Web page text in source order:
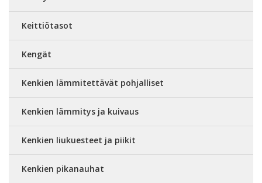
Keittiötasot
Kengät
Kenkien lämmitettävät pohjalliset
Kenkien lämmitys ja kuivaus
Kenkien liukuesteet ja piikit
Kenkien pikanauhat